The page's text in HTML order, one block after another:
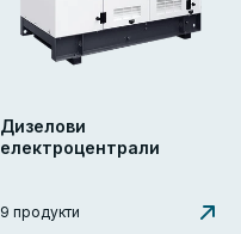
Дизелови
електроцентрали
9 продукти